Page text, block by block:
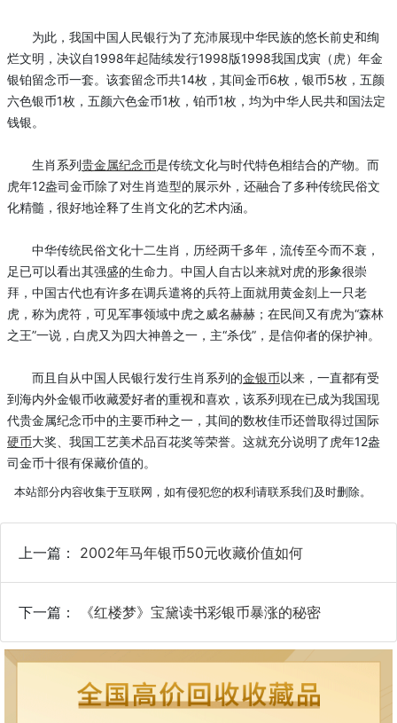
为此，我国中国人民银行为了充沛展现中华民族的悠长前史和绚
烂文明，决议自1998年起陆续发行1998版1998我国戊寅（虎）年金
银铂留念币一套。该套留念币共14枚，其间金币6枚，银币5枚，五颜
六色银币1枚，五颜六色金币1枚，铂币1枚，均为中华人民共和国法定
钱银。
生肖系列贵金属纪念币是传统文化与时代特色相结合的产物。而
虎年12盎司金币除了对生肖造型的展示外，还融合了多种传统民俗文
化精髓，很好地诠释了生肖文化的艺术内涵。
中华传统民俗文化十二生肖，历经两千多年，流传至今而不衰，
足已可以看出其强盛的生命力。中国人自古以来就对虎的形象很崇
拜，中国古代也有许多在调兵遣将的兵符上面就用黄金刻上一只老
虎，称为虎符，可见军事领域中虎之威名赫赫；在民间又有虎为“森林
之王”一说，白虎又为四大神兽之一，主“杀伐”，是信仰者的保护神。
而且自从中国人民银行发行生肖系列的金银币以来，一直都有受
到海内外金银币收藏爱好者的重视和喜欢，该系列现在已成为我国现
代贵金属纪念币中的主要币种之一，其间的数枚佳币还曾取得过国际
硬币大奖、我国工艺美术品百花奖等荣誉。这就充分说明了虎年12盎
司金币十很有保藏价值的。
本站部分内容收集于互联网，如有侵犯您的权利请联系我们及时删除。
上一篇： 2002年马年银币50元收藏价值如何
下一篇： 《红楼梦》宝黛读书彩银币暴涨的秘密